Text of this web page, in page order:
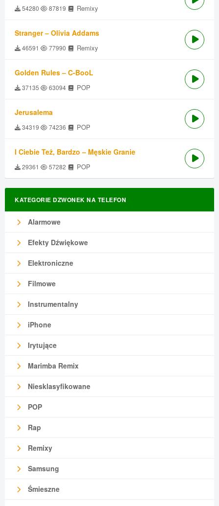
54280 87819 Remixy
Stranger – Olivia Addams
46591 77990 Remixy
Golden Rules – C-BooL
37135 63094 POP
Jerusalema
34319 74236 POP
I Ciebie Też, Bardzo – Męskie Granie
29361 57282 POP
KATEGORIE DZWONEK NA TELEFON
Alarmowe
Efekty Dźwiękowe
Elektroniczne
Filmowe
Instrumentalny
iPhone
Irytujące
Marimba Remix
Niesklasyfikowane
POP
Rap
Remixy
Samsung
Śmieszne